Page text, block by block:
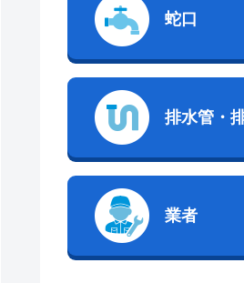
蛇口
排水管・
業者